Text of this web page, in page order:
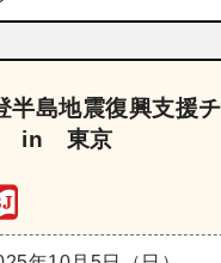
島地震復興支援
in 東京